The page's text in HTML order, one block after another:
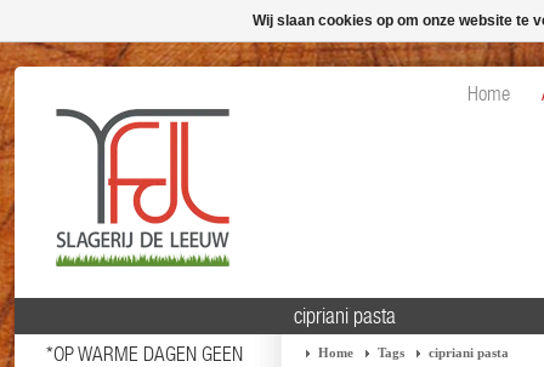
Home
*OP WARME DAGEN GEEN
cipriani pasta
Home Tags cipriani pasta
Wij slaan cookies op om onze website te